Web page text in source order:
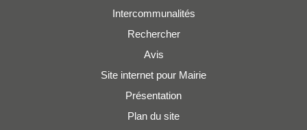
Intercommunalités
Rechercher
Avis
Site internet pour Mairie
Présentation
Plan du site